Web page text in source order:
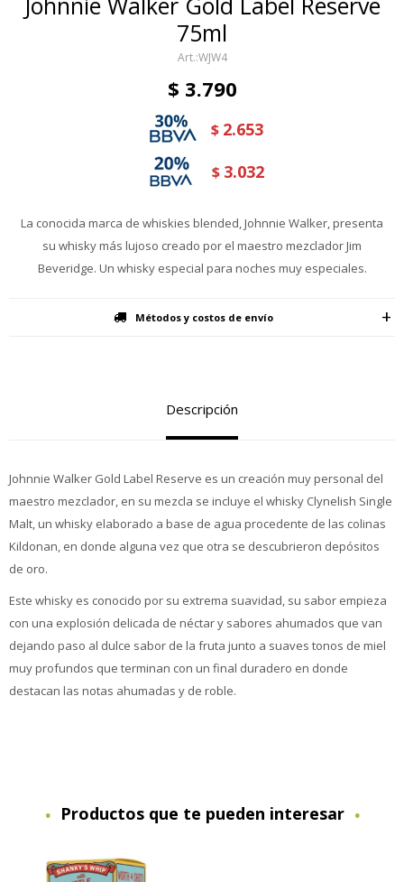
75ml
WJW4
$ 3.790
$ 2.653
$ 3.032
La conocida marca de whiskies blended, Johnnie Walker, presenta
su whisky más lujoso creado por el maestro mezclador Jim
Beveridge. Un whisky especial para noches muy especiales.
Métodos y costos de envío
Descripción
Johnnie Walker Gold Label Reserve es un creación muy personal del
maestro mezclador, en su mezcla se incluye el whisky Clynelish Single
Malt, un whisky elaborado a base de agua procedente de las colinas
Kildonan, en donde alguna vez que otra se descubrieron depósitos
de oro.
Este whisky es conocido por su extrema suavidad, su sabor empieza
con una explosión delicada de néctar y sabores ahumados que van
dejando paso al dulce sabor de la fruta junto a suaves tonos de miel
muy profundos que terminan con un final duradero en donde
destacan las notas ahumadas y de roble.
Productos que te pueden interesar